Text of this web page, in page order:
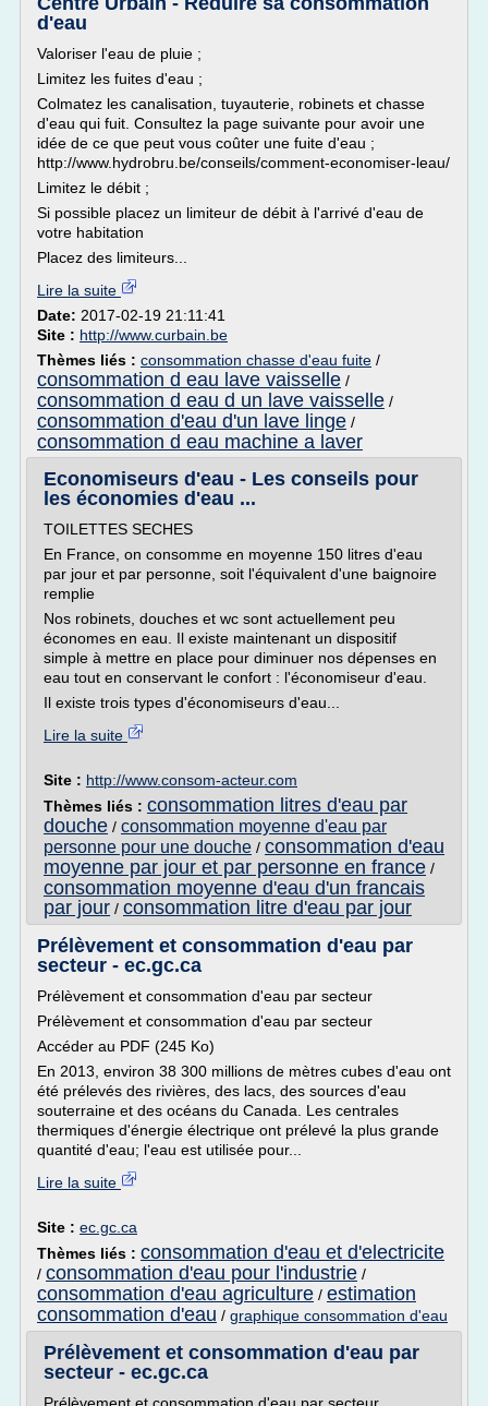
d'eau
Valoriser l'eau de pluie ;
Limitez les fuites d'eau ;
Colmatez les canalisation, tuyauterie, robinets et chasse
d'eau qui fuit. Consultez la page suivante pour avoir une
idée de ce que peut vous coûter une fuite d'eau ;
http://www.hydrobru.be/conseils/comment-economiser-leau/
Limitez le débit ;
Si possible placez un limiteur de débit à l'arrivé d'eau de
votre habitation
Placez des limiteurs...
Lire la suite
Date: 2017-02-19 21:11:41
Site : http://www.curbain.be
Thèmes liés : consommation chasse d'eau fuite /
consommation d eau lave vaisselle /
consommation d eau d un lave vaisselle /
consommation d'eau d'un lave linge /
consommation d eau machine a laver
Economiseurs d'eau - Les conseils pour
les économies d'eau ...
TOILETTES SECHES
En France, on consomme en moyenne 150 litres d'eau
par jour et par personne, soit l'équivalent d'une baignoire
remplie
Nos robinets, douches et wc sont actuellement peu
économes en eau. Il existe maintenant un dispositif
simple à mettre en place pour diminuer nos dépenses en
eau tout en conservant le confort : l'économiseur d'eau.
Il existe trois types d'économiseurs d'eau...
Lire la suite
Site : http://www.consom-acteur.com
Thèmes liés : consommation litres d'eau par
douche / consommation moyenne d'eau par
personne pour une douche / consommation d'eau
moyenne par jour et par personne en france /
consommation moyenne d'eau d'un francais
par jour / consommation litre d'eau par jour
Prélèvement et consommation d'eau par
secteur - ec.gc.ca
Prélèvement et consommation d'eau par secteur
Prélèvement et consommation d'eau par secteur
Accéder au PDF (245 Ko)
En 2013, environ 38 300 millions de mètres cubes d'eau ont
été prélevés des rivières, des lacs, des sources d'eau
souterraine et des océans du Canada. Les centrales
thermiques d'énergie électrique ont prélevé la plus grande
quantité d'eau; l'eau est utilisée pour...
Lire la suite
Site : ec.gc.ca
Thèmes liés : consommation d'eau et d'electricite
/ consommation d'eau pour l'industrie /
consommation d'eau agriculture / estimation
consommation d'eau / graphique consommation d'eau
Prélèvement et consommation d'eau par
secteur - ec.gc.ca